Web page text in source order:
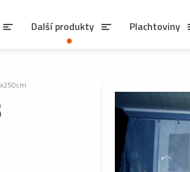
Další produkty Plachtoviny